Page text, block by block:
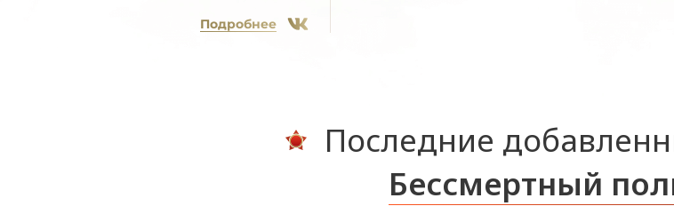
Подробнее
Последние
Бессмертный